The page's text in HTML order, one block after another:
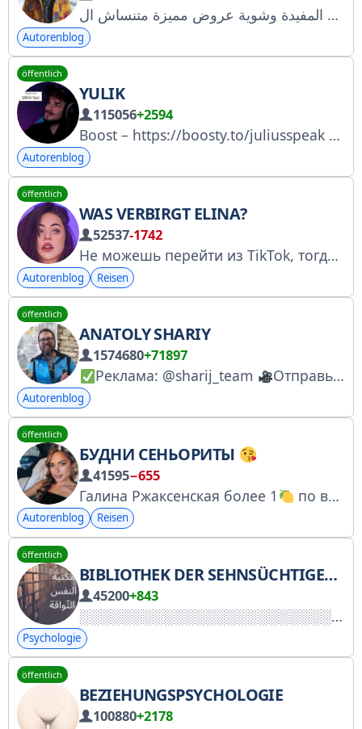
قناة مخصصة لاخبار التقنية والتطبيقات المعدلة و المواقع المفيدة وشوية عروض مميزة متنساش ال Follow
Autorenblog
öffentlich
YULIK
115056+2594
Boost – https://boosty.to/juliusspeak Werbung – https://t.me/Spbtusareklama Angebot – @Predlozhka_js_bot Rkn https://gosuslugi.ru/snet/67a1fd1f8b0fe81d74049240
Autorenblog
öffentlich
WAS VERBIRGT ELINA?
52537-1742
Не можешь перейти из TikTok, тогда: 1) Жми 3 точки (сверху справа) 2) «Открыть в браузере»
Autorenblog Reisen
öffentlich
ANATOLY SHARIY
1574680+71897
Реклама: @sharij_team Отправь интересный контент и информацию: @shariy_time_bot
Autorenblog
öffentlich
БУДНИ СЕНЬОРИТЫ
41595−655
Галина Ржаксенская более 1 по всем соц сетям. Ведущая на ТНТ, участница реалити шоу и социальный деятель.
Autorenblog Reisen
öffentlich
BIBLIOTHEK DER SEHNSÜCHTIGEN SEELE
45200+843
Psychologie
öffentlich
BEZIEHUNGSPSYCHOLOGIE
100880+2178